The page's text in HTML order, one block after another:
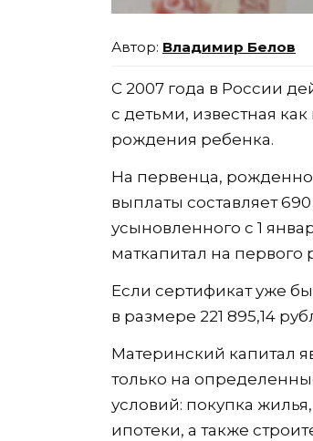
Владимир Белов
С 2007 года в России
с детьми, известная
рождения ребенка.
На первенца,
выплаты составляет
усыновленного с 1
маткапитал на первого
Если сертификат уже
в размере 221 895,14
Материнский капитал
только на
условий: покупка
ипотеки, а также